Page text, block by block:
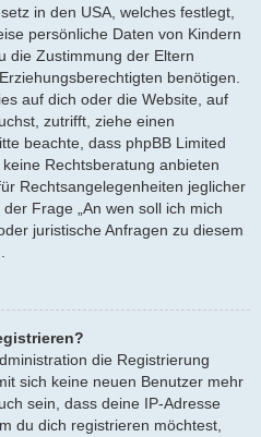
in den USA, welches festlegt,
persönliche Daten von Kindern
die Zustimmung der Eltern
benötigen.
auf dich oder die Website, auf
zutrifft, ziehe einen
beachte, dass phpBB Limited
Rechtsberatung anbieten
Rechtsangelegenheiten jeglicher
Frage „An wen soll ich mich
juristische Anfragen zu diesem
die Registrierung
sich keine neuen Benutzer mehr
sein, dass deine IP-Adresse
du dich registrieren möchtest,